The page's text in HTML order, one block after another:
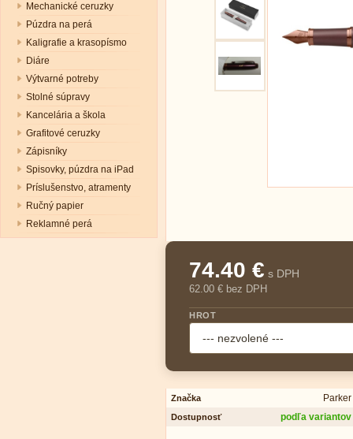
Mechanické ceruzky
Púzdra na perá
Kaligrafie a krasopísmo
Diáre
Výtvarné potreby
Stolné súpravy
Kancelária a škola
Grafitové ceruzky
Zápisníky
Spisovky, púzdra na iPad
Príslušenstvo, atramenty
Ručný papier
Reklamné perá
74.40 € s DPH
62.00 € bez DPH
HROT
Značka Parker
Dostupnosť podľa variantov